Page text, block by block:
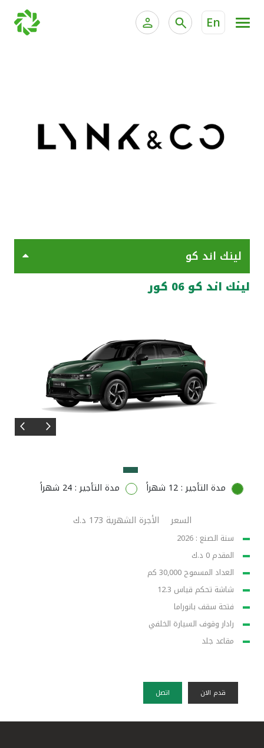
En
خدمة "بيتك" للتداول الإلكتروني
القوارب
اتصل بنا
مواقع الفروع وأجهزة الصرف الآلي
ماليزيا
مملكة البحرين
لينك اند كو
لينك اند كو 06 كور
مدة التأجير : 12 شهراً مدة التأجير : 24 شهراً
السعر الأجرة الشهرية 173 د.ك
سنة الصنع : 2026
المقدم 0 د.ك
العداد المسموح 30,000 كم
شاشة تحكم قياس 12.3
فتحة سقف بانوراما
رادار وقوف السيارة الخلفي
مقاعد جلد
قدم الان اتصل